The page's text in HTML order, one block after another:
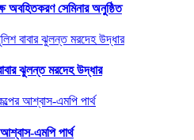
অবহিতকরণ সেমিনার অনুষ্ঠিত
ঝুলন্ত মরদেহ উদ্ধার
এমপি পার্থ